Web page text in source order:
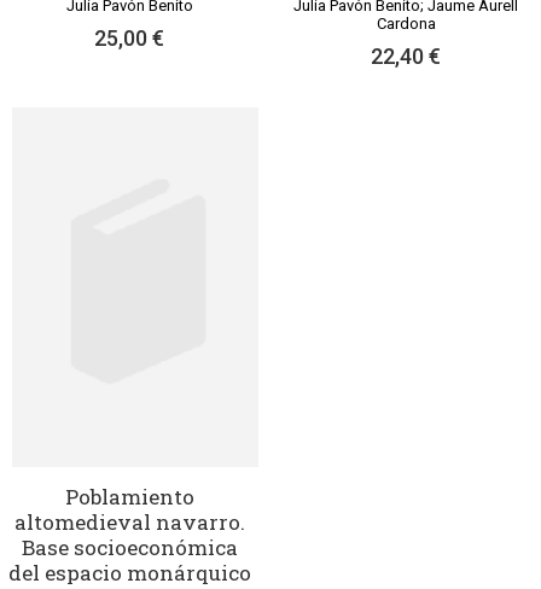
Julia Pavón Benito
25,00 €
Julia Pavón Benito; Jaume Aurell
Cardona
22,40 €
Poblamiento
altomedieval navarro.
Base socioeconómica
del espacio monárquico